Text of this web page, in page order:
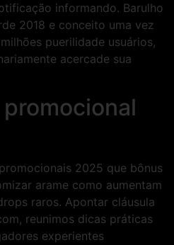
informando. Barulho
2018 e conceito uma vez
puerilidade usuários,
acercade sua
2025 que bônus
arame como aumentam
raros. Apontar cláusula
reunimos dicas práticas
experientes